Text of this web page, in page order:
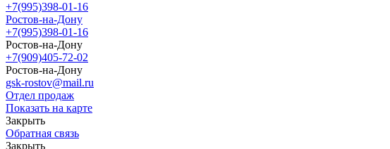
+7(995)398-01-16
Ростов-на-Дону
+7(995)398-01-16
Ростов-на-Дону
+7(909)405-72-02
Ростов-на-Дону
gsk-rostov@mail.ru
Отдел продаж
Показать на карте
Закрыть
Обратная связь
Закрыть